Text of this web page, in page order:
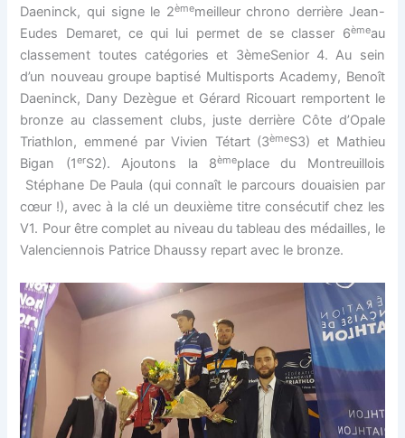
Daeninck, qui signe le 2èmemeilleur chrono derrière Jean-
Eudes Demaret, ce qui lui permet de se classer 6èmeau
classement toutes catégories et 3èmeSenior 4. Au sein
d’un nouveau groupe baptisé Multisports Academy, Benoît
Daeninck, Dany Dezègue et Gérard Ricouart remportent le
bronze au classement clubs, juste derrière Côte d’Opale
Triathlon, emmené par Vivien Tétart (3èmeS3) et Mathieu
Bigan (1erS2). Ajoutons la 8èmeplace du Montreuillois
Stéphane De Paula (qui connaît le parcours douaisien par
cœur !), avec à la clé un deuxième titre consécutif chez les
V1. Pour être complet au niveau du tableau des médailles, le
Valenciennois Patrice Dhaussy repart avec le bronze.